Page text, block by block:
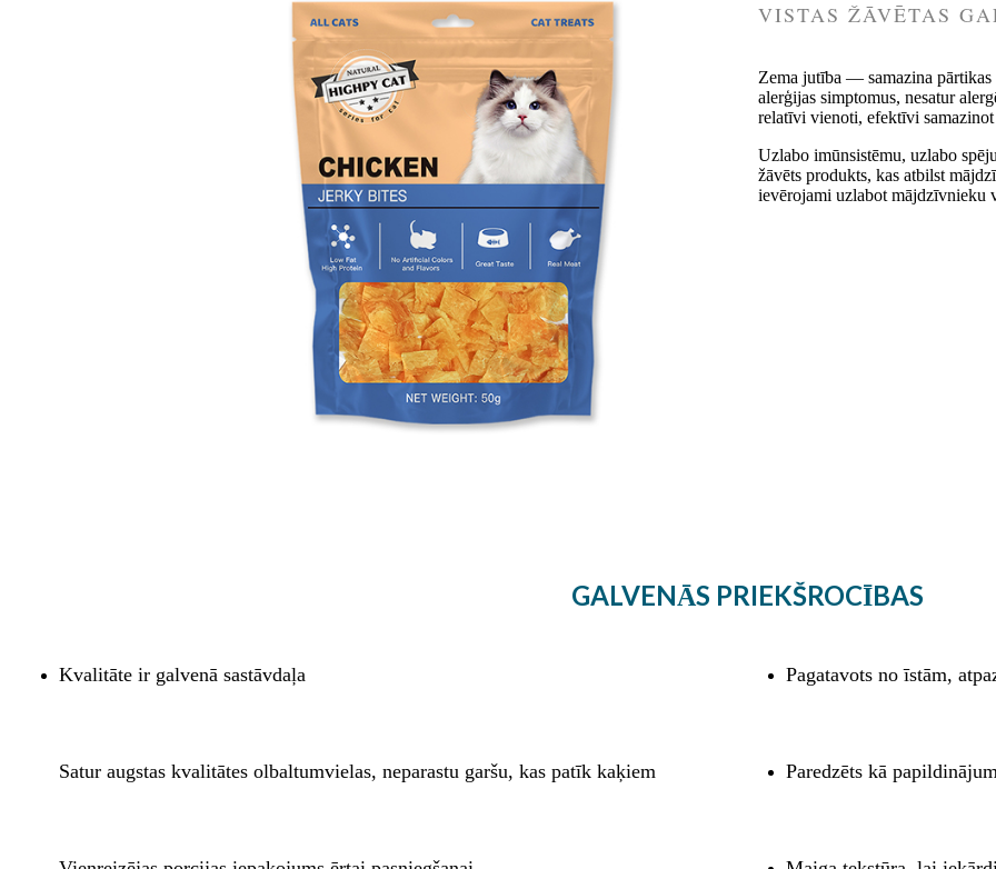
VISTAS ŽĀVĒTAS
Zema jutība — samazina
alerģijas simptomus, nesatur
relatīvi vienoti, efektīvi
Uzlabo imūnsistēmu, uzlabo
žāvēts produkts, kas atbilst
ievērojami uzlabot mājdzīvnieku
GALVENĀS PRIEKŠROCĪBAS
Kvalitāte ir galvenā sastāvdaļa
Satur augstas kvalitātes olbaltumvielas, neparastu garšu, kas patīk kaķiem
Pagatavots no īstām,
Paredzēts kā